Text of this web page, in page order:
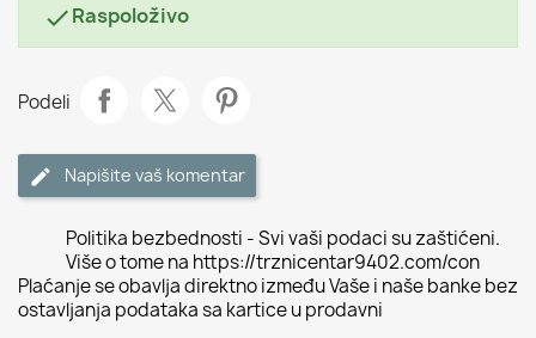
Raspoloživo
Podeli
Napišite vaš komentar
Politika bezbednosti - Svi vaši podaci su zaštićeni.
Više o tome na https://trznicentar9402.com/con
Plaćanje se obavlja direktno između Vaše i naše banke bez
ostavljanja podataka sa kartice u prodavni